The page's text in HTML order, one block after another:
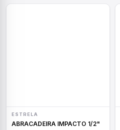
ESTRELA
ABRACADEIRA IMPACTO 1/2"